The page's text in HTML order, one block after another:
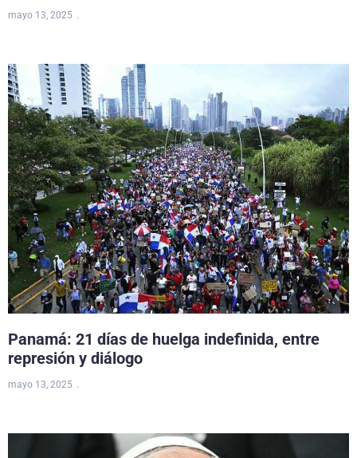
mayo 13, 2025
Panamá: 21 días de huelga indefinida, entre
represión y diálogo
mayo 13, 2025